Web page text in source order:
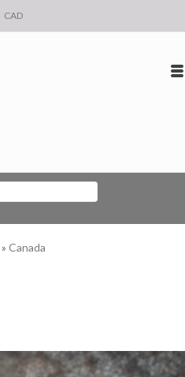
CAD
» Canada